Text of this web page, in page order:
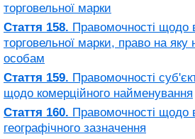
торговельної марки
Стаття 158. Правомочності щодо
торговельної марки, право на яку
особам
Стаття 159. Правомочності
щодо комерційного найменування
Стаття 160. Правомочності щодо
географічного зазначення